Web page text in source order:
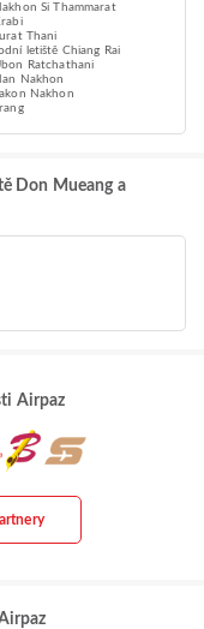
Si Thammarat
Thani
letiště Chiang Rai
Ratchathani
Nakhon
Nakhon
Don Mueang a
Airpaz